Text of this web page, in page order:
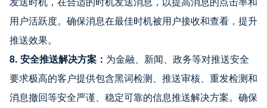
用户活跃度。确保消息在最佳时机被用户接收和查看，提升
推送效果。
8. 安全推送解决方案： 为金融、新闻、政务等对推送安全
要求极高的客户提供包含黑词检测、推送审核、重发检测和
消息撤回等安全严谨、稳定可靠的信息推送解决方案。确保